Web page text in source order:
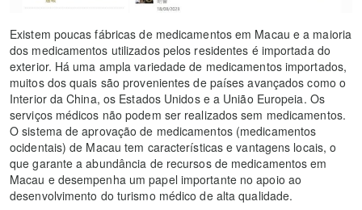
Existem poucas fábricas de medicamentos em Macau e a maioria
dos medicamentos utilizados pelos residentes é importada do
exterior. Há uma ampla variedade de medicamentos importados,
muitos dos quais são provenientes de países avançados como o
Interior da China, os Estados Unidos e a União Europeia. Os
serviços médicos não podem ser realizados sem medicamentos.
O sistema de aprovação de medicamentos (medicamentos
ocidentais) de Macau tem características e vantagens locais, o
que garante a abundância de recursos de medicamentos em
Macau e desempenha um papel importante no apoio ao
desenvolvimento do turismo médico de alta qualidade.